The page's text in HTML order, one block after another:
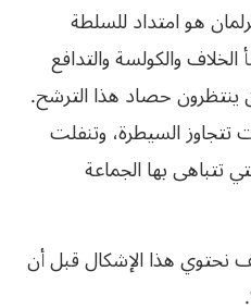
هو امتداد للسلطة
والكولسة والتدافع
ينتظرون حصاد هذا الترشح.
تتجاوز السيطرة، وتنفلت
تتباهى بها الجماعة
نحتوي هذا الإشكال قبل أن